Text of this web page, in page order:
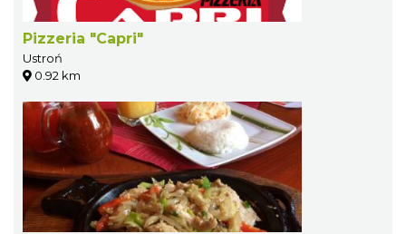
Pizzeria "Capri"
Ustroń
0.92 km